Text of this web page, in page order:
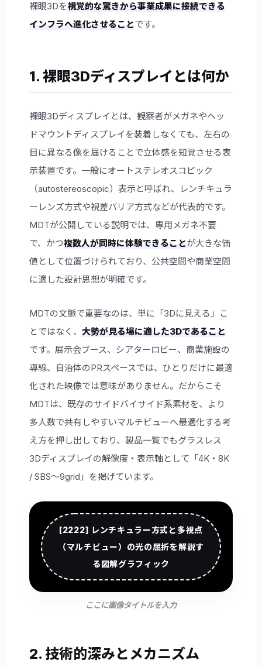
裸眼3Dを視覚的な驚きから事業成果に接続できる
インフラへ進化させることです。
1. 裸眼3Dディスプレイとは何か
裸眼3Dディスプレイとは、観察者がメガネやヘッ
ドマウントディスプレイを装着しなくても、左右の
目に異なる像を届けることで立体感を知覚させる表
示装置です。一般にオートステレオスコピック
（autostereoscopic）表示と呼ばれ、レンチキュラ
ーレンズ方式や視差バリア方式などが代表的です。
MDTが公開している説明では、専用メガネ不要
で、かつ複数人が同時に体験できることが大きな価
値として位置づけられており、公共空間や商業空間
に適した設計思想が明確です。
MDTの文脈で重要なのは、単に「3Dに見える」こ
とではなく、 大勢が見る場に適した3Dであること
です。展示会ブース、シアターロビー、商業施設の
導線、自治体のPRスペースでは、ひとりだけに最適
化された映像では意味がありません。だからこそ
MDTは、既存のサイドバイサイド系素材を、より
多人数で共有しやすいマルチビューへ最適化する考
え方を押し出しており、製品一覧でもグラスレス
3Dディスプレイの解像度・表示軸として「4K・8K
/ SBS〜9grid」を掲げています。
[2222] レンチキュラー方式と多視点
（マルチビュー）の光の屈折を解説す
る図解グラフィック
ここに画像タイトルを入力
2. 技術的深みとメカニズム